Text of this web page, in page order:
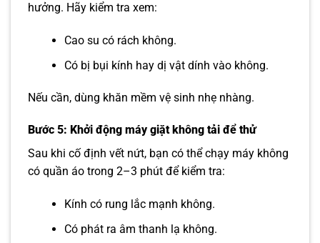
hưởng. Hãy kiểm tra xem:
Cao su có rách không.
Có bị bụi kính hay dị vật dính vào không.
Nếu cần, dùng khăn mềm vệ sinh nhẹ nhàng.
Bước 5: Khởi động máy giặt không tải để thử
Sau khi cố định vết nứt, bạn có thể chạy máy không
có quần áo trong 2–3 phút để kiểm tra:
Kính có rung lắc mạnh không.
Có phát ra âm thanh lạ không.